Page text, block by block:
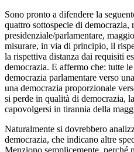
Sono pronto a difendere la
quattro sottospecie di
presidenziale/parlamentare,
misurare, in via di principio, il
la rispettiva distanza dai requisiti
democrazia. E affermo che: tutte
democrazia parlamentare verso
una democrazia proporzionale
si perde in qualità di democrazia,
capovolgersi in tirannia della
Naturalmente si dovrebbero
democrazia, che indicano altre
Menziono semplicemente, perché